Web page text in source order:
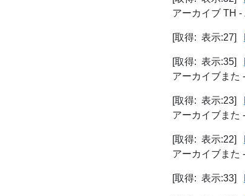
アーカイブ TH
[取得: 表示:27]
[取得: 表示:35]
アーカイブまた
[取得: 表示:23]
アーカイブまた
[取得: 表示:22]
アーカイブまた
[取得: 表示:33]